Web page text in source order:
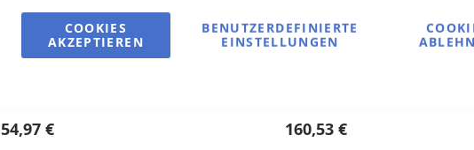
COOKIES
AKZEPTIEREN
BENUTZERDEFINIERTE
EINSTELLUNGEN
UV-Lampe 16W (Ersatz)
54,97 € 160,53 €